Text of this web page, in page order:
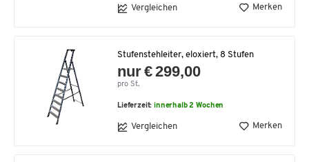
Vergleichen Merken
Stufenstehleiter, eloxiert, 8 Stufen
nur € 299,00
pro St.
Lieferzeit:innerhalb 2 Wochen
Vergleichen Merken